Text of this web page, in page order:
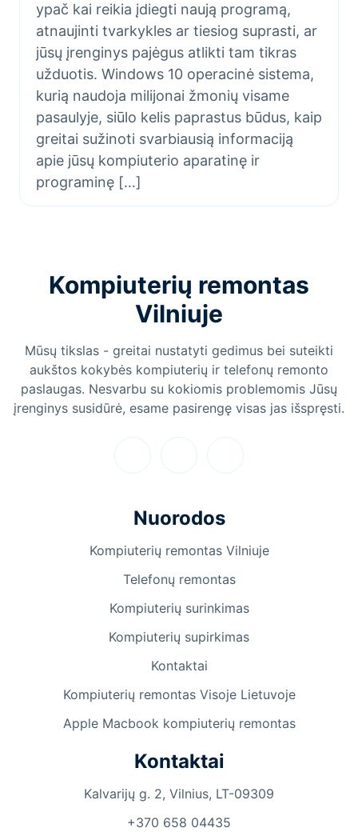
ypač kai reikia įdiegti naują programą,
atnaujinti tvarkykles ar tiesiog suprasti, ar
jūsų įrenginys pajėgus atlikti tam tikras
užduotis. Windows 10 operacinė sistema,
kurią naudoja milijonai žmonių visame
pasaulyje, siūlo kelis paprastus būdus, kaip
greitai sužinoti svarbiausią informaciją
apie jūsų kompiuterio aparatinę ir
programinę […]
Kompiuterių remontas
Vilniuje
Mūsų tikslas - greitai nustatyti gedimus bei suteikti
aukštos kokybės kompiuterių ir telefonų remonto
paslaugas. Nesvarbu su kokiomis problemomis Jūsų
įrenginys susidūrė, esame pasirengę visas jas išspręsti.
Nuorodos
Kompiuterių remontas Vilniuje
Telefonų remontas
Kompiuterių surinkimas
Kompiuterių supirkimas
Kontaktai
Kompiuterių remontas Visoje Lietuvoje
Apple Macbook kompiuterių remontas
Kontaktai
Kalvarijų g. 2, Vilnius, LT-09309
+370 658 04435